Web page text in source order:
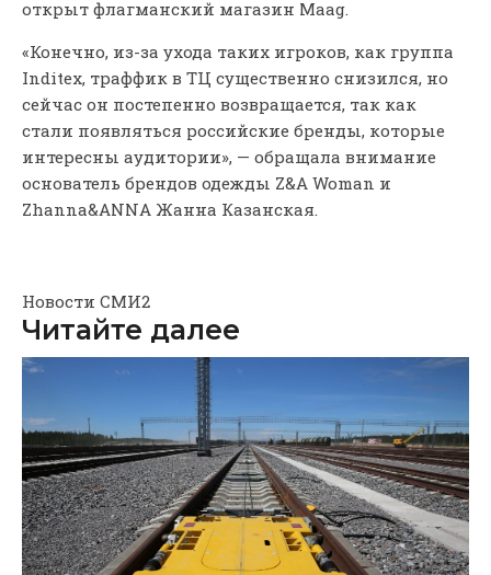
открыт флагманский магазин Maag.
«Конечно, из-за ухода таких игроков, как группа
Inditex, траффик в ТЦ существенно снизился, но
сейчас он постепенно возвращается, так как
стали появляться российские бренды, которые
интересны аудитории», — обращала внимание
основатель брендов одежды Z&A Woman и
Zhanna&ANNA Жанна Казанская.
Новости СМИ2
Читайте далее